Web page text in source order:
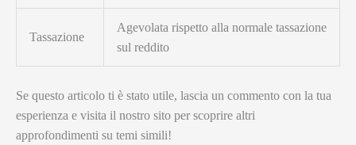
Tassazione
Agevolata rispetto alla normale tassazione
sul reddito
Se questo articolo ti è stato utile, lascia un commento con la tua
esperienza e visita il nostro sito per scoprire altri
approfondimenti su temi simili!